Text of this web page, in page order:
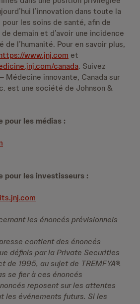
l’innovation dans toute la
les soins de santé, afin de
demain et d’avoir une incidence
de l’humanité. Pour en savoir plus,
www.jnj.com et
canada. Suivez
Médecine innovante, Canada sur
est une société de Johnson &
pour les médias :
pour les investisseurs :
les énoncés prévisionnels
contient des énoncés
définis par la Private Securities
de 1995, au sujet de TREMFYA®.
se fier à ces énoncés
reposent sur les attentes
les événements futurs. Si les